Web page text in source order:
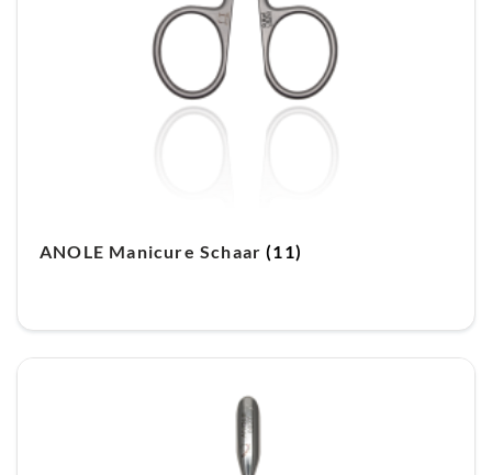
ANOLE Manicure Schaar(11)